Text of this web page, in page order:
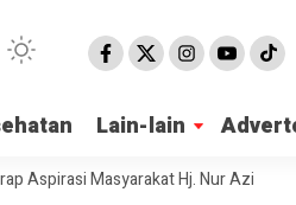
Lain-lain
Masyarakat Hj. Nur Azizah Tamhid